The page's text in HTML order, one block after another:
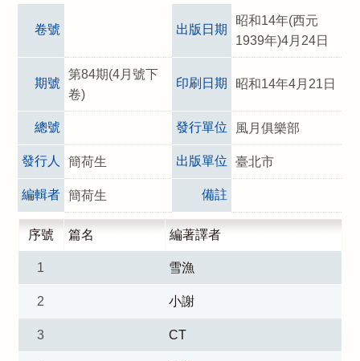
卷號 出版日期
昭和14年(西元
1939年)4月24日
期號
第84期(4月號下
卷)
印刷日期 昭和14年4月21日
總號 發行單位 風月俱樂部
發行人 簡荷生 出版單位 臺北市
編輯者 簡荷生 備註
序號 篇名 編著譯者
1 雪漁
2 小謝
3 CT